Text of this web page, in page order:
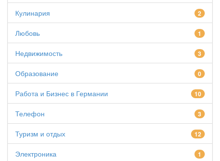
Кулинария 2
Любовь 1
Недвижимость 3
Образование 0
Работа и Бизнес в Германии 10
Телефон 3
Туризм и отдых 12
Электроника 1